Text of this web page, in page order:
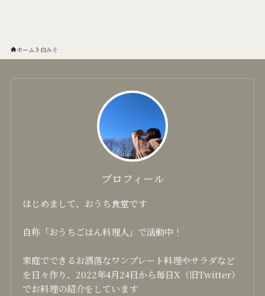
ホーム 白みそ
プロフィール
はじめまして、おうち食堂です
自称「おうちごはん料理人」で活動中！
家庭でできるお洒落なワンプレート料理やサラダなど
を日々作り、2022年4月24日から毎日X（旧Twitter）
でお料理の紹介をしています